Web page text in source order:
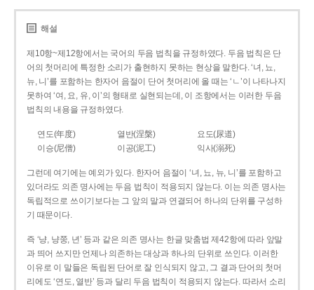
해설
제10항~제12항에서는 국어의 두음 법칙을 규정하였다. 두음 법칙은 단
어의 첫머리에 특정한 소리가 출현하지 못하는 현상을 말한다. ‘녀, 뇨,
뉴, 니’를 포함하는 한자어 음절이 단어 첫머리에 올 때는 ‘ㄴ’이 나타나지
못하여 ‘여, 요, 유, 이’의 형태로 실현되는데, 이 조항에서는 이러한 두음
법칙의 내용을 규정하였다.
연도(年度) 열반(涅槃)
요도(尿道)
이승(尼僧)
이공(泥工) 익사(溺死)
그런데 여기에는 예외가 있다. 한자어 음절이 ‘녀, 뇨, 뉴, 니’를 포함하고
있더라도 의존 명사에는 두음 법칙이 적용되지 않는다. 이는 의존 명사는
독립적으로 쓰이기보다는 그 앞의 말과 연결되어 하나의 단위를 구성하
기 때문이다.
즉 ‘냥, 냥쭝, 년’ 등과 같은 의존 명사는 한글 맞춤법 제42항에 따라 앞말
과 띄어 쓰지만 언제나 의존하는 대상과 하나의 단위로 쓰인다. 이러한
이유로 이 말들은 독립된 단어로 잘 인식되지 않고, 그 결과 단어의 첫머
리에도 ‘연도, 열반’ 등과 달리 두음 법칙이 적용되지 않는다. 따라서 소리